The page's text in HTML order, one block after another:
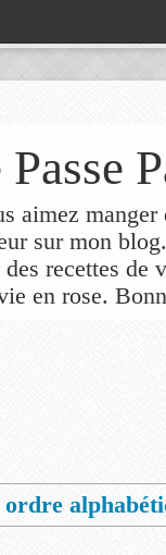
aimez
sur mon
recettes de
en rose.